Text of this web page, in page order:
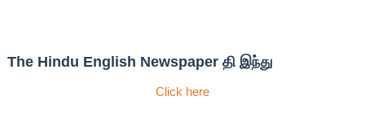
The Hindu English Newspaper தி இந்து
Click here